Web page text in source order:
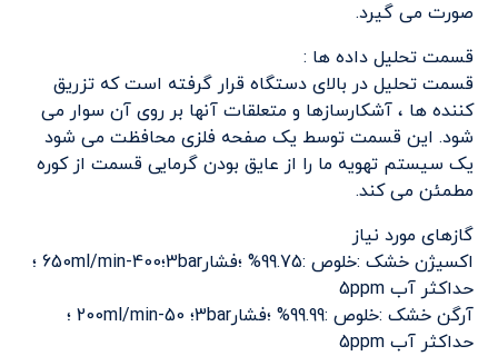
صورت می گیرد.
قسمت تحلیل داده ها :
قسمت تحلیل در بالای دستگاه قرار گرفته است که تزریق
کننده ها ، آشکارسازها و متعلقات آنها بر روی آن سوار می
شود. این قسمت توسط یک صفحه فلزی محافظت می شود
یک سیستم تهویه ما را از عایق بودن گرمایی قسمت از کوره
مطمئن می کند.
گازهای مورد نیاز
اکسیژن خشک :خلوص :99.75% ؛فشار3bar؛400-650ml/min ؛
حداکثر آب 5ppm
آرگن خشک :خلوص :99.99% ؛فشار3bar؛ 50-200ml/min ؛
حداکثر آب 5ppm